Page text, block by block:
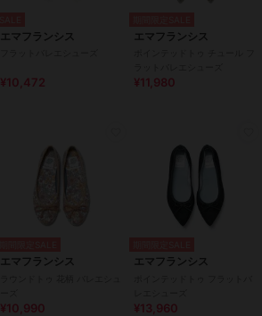
シューズ
/ ラウンドトゥ
エマフランシス
¥10,472
エマフランシス
¥11,980
エマフランシス
¥10,990
エマフランシス
¥13,960